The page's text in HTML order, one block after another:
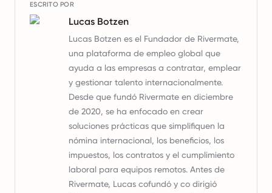
ESCRITO POR
Lucas Botzen
Lucas Botzen es el Fundador de Rivermate,
una plataforma de empleo global que
ayuda a las empresas a contratar, emplear
y gestionar talento internacionalmente.
Desde que fundó Rivermate en diciembre
de 2020, se ha enfocado en crear
soluciones prácticas que simplifiquen la
nómina internacional, los beneficios, los
impuestos, los contratos y el cumplimiento
laboral para equipos remotos. Antes de
Rivermate, Lucas cofundó y co dirigió